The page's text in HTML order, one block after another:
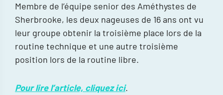
Membre de l’équipe senior des Améthystes de
Sherbrooke, les deux nageuses de 16 ans ont vu
leur groupe obtenir la troisième place lors de la
routine technique et une autre troisième
position lors de la routine libre.
Pour lire l’article, cliquez ici.